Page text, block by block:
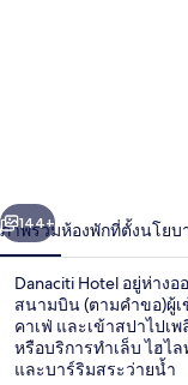
า
ถัดไป
144+
ภาพรวมห้องพักที่ตั้งนโยบ
Danaciti Hotel อยู่ห่าง
สนามบิน (ตามคำขอ)ผู้
คาเฟ่ และเข้าสปาไปเ
หรือบริการทำเล็บ ไฮไ
และบาร์ริมสระว่ายน้ำ